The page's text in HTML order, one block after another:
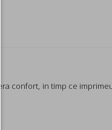
confort, in timp ce